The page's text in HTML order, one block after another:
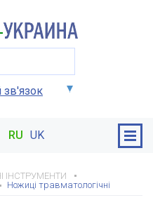
зв'язок
RU UK
ІНСТРУМЕНТИ
Ножиці травматологічні